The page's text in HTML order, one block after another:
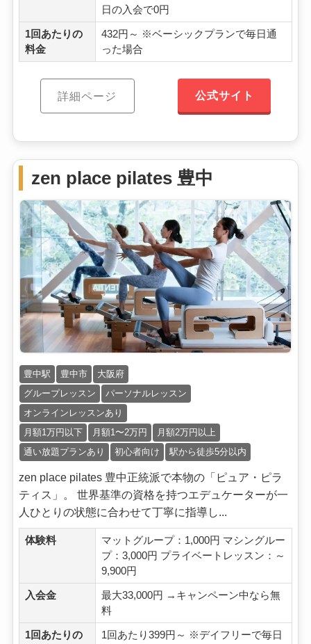
日の入会で0円
1回あたりの
料金
432円～ ※ベーシックプランで毎日通
った場合
詳細ページ 公式サイト
zen place pilates 豊中
豊中駅 豊中市
大阪府
グループレッスン
パーソナルレッスン
オンラインレッスンあり
月額1万円以下
月額1〜2万円
月額2万円以上
通い放題プランあり
初心者向け 駅から徒歩5分以内
zen place pilates 豊中正統派で本物の「ピュア・ピラ
ティス」。 世界基準の資格を持つエデュケーターが一
人ひとりの状態に合わせて丁寧に指導し...
体験料
マットグループ：1,000円 マシングルー
プ：3,000円 プライベートレッスン：～
9,900円
入会金
最大33,000円 →キャンペーン中なら無
料
1回あたりの
1回あたり399円～ ※デイフリーで毎日